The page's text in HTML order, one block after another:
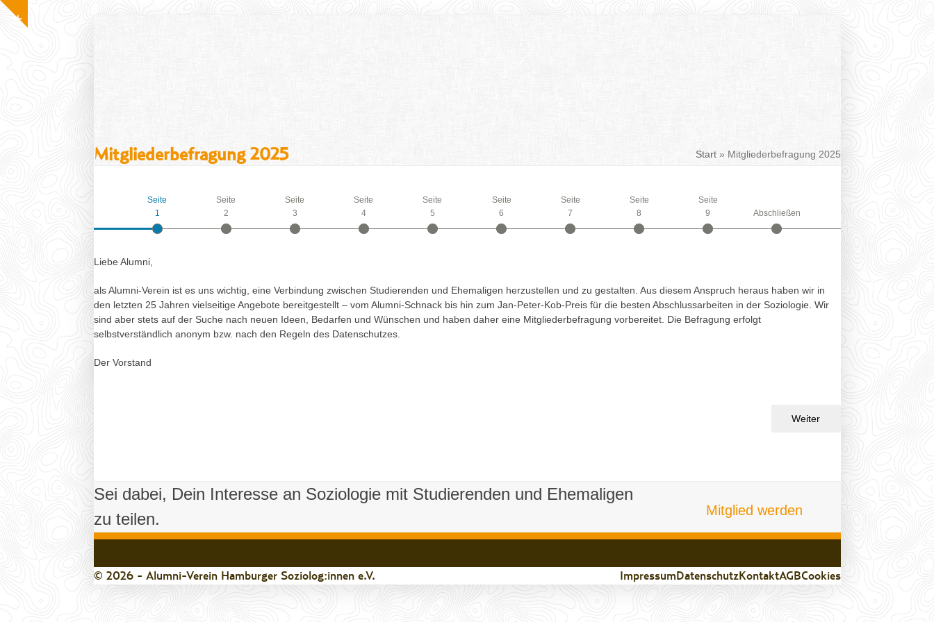
Skip
Show
Mitgliederbefragung 2025 Start» Mitgliederbefragung 2025
Seite
1
Seite
2
Seite
3
Seite
4
Seite
5
Seite
6
Seite
7
Seite
8
Seite
9
Abschließen
Liebe Alumni,
als Alumni-Verein ist es uns wichtig, eine Verbindung zwischen Studierenden und Ehemaligen herzustellen und zu gestalten. Aus diesem Anspruch heraus haben wir in
den letzten 25 Jahren vielseitige Angebote bereitgestellt – vom Alumni-Schnack bis hin zum Jan-Peter-Kob-Preis für die besten Abschlussarbeiten in der Soziologie. Wir
sind aber stets auf der Suche nach neuen Ideen, Bedarfen und Wünschen und haben daher eine Mitgliederbefragung vorbereitet. Die Befragung erfolgt
selbstverständlich anonym bzw. nach den Regeln des Datenschutzes.
Der Vorstand
Weiter
Sei dabei, Dein Interesse an Soziologie mit Studierenden und Ehemaligen
zu teilen.
Mitglied werden
© 2026 - Alumni-Verein Hamburger Soziolog:innen e.V. ImpressumDatenschutzKontaktAGBCookies